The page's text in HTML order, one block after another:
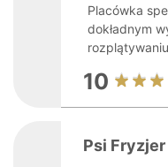
Placówka
dokładnym
10
Psi